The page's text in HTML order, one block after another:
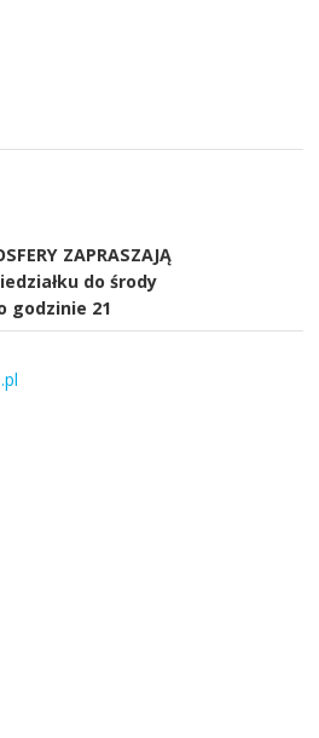
ZAPRASZAJĄ
do środy
godzinie 21